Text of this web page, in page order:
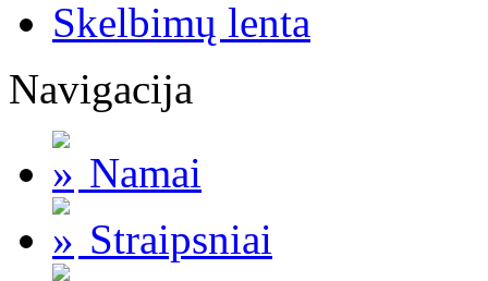
Skelbimų lenta
Navigacija
Namai
Straipsniai